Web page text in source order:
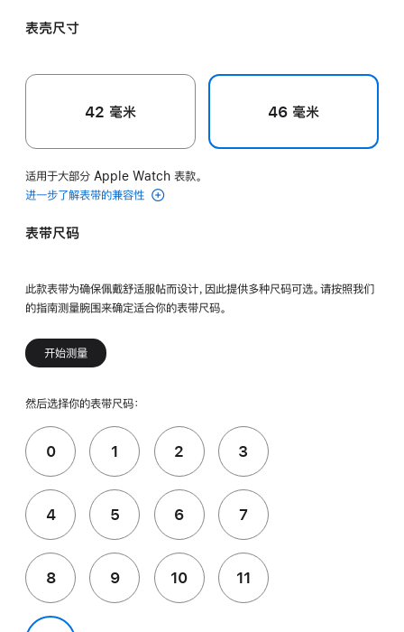
末
表壳尺寸
42 毫米 46 毫米
适用于大部分 Apple Watch 表款。
进一步了解表带的兼容性
表带尺码
此款表带为确保佩戴舒适服帖而设计，因此提供多种尺码可选。请按照我们
的指南测量腕围来确定适合你的表带尺码。
开始测量
然后选择你的表带尺码：
0 1 2 3
4 5 6 7
8 9 10 11